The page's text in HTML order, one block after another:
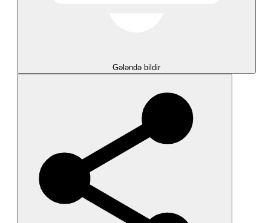
Gələndə bildir